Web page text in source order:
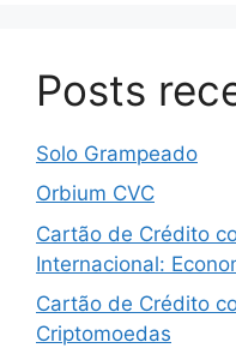
Posts
Solo Grampeado
Orbium CVC
Cartão de Crédito
Internacional:
Cartão de Crédito
Criptomoedas